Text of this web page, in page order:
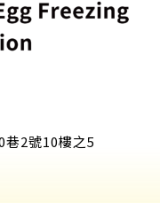
巷2號10樓之5